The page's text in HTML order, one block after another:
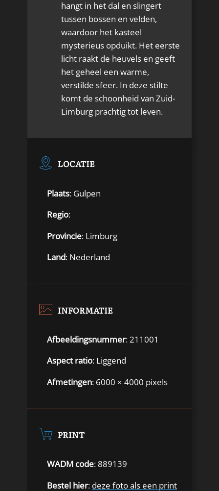
hangt in het dal en slingert
tussen bossen en velden,
waardoor het kasteel
mysterieus opduikt. Het eerste
licht raakt de heuvels en geeft
het geheel een warme,
verstilde sfeer. In deze stilte
komt de schoonheid van Zuid-
Limburg prachtig tot leven.
LOCATIE
Plaats: Gulpen
Regio:
Provincie: Limburg
Land: Nederland
INFORMATIE
Afbeeldingsnummer: 211001
Aspect ratio: Liggend
Afmetingen: 6000 × 4000 pixels
PRINT
WADM code: 889139
Bestel hier: deze foto als een print